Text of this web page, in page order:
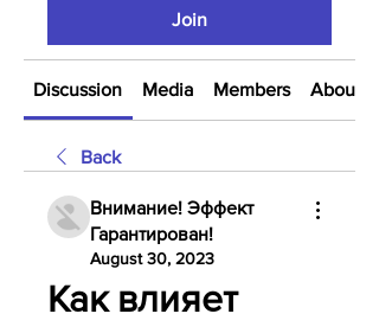
Join
Discussion Media Members About
Back
Внимание! Эффект
Гарантирован!
August 30, 2023
Как влияет